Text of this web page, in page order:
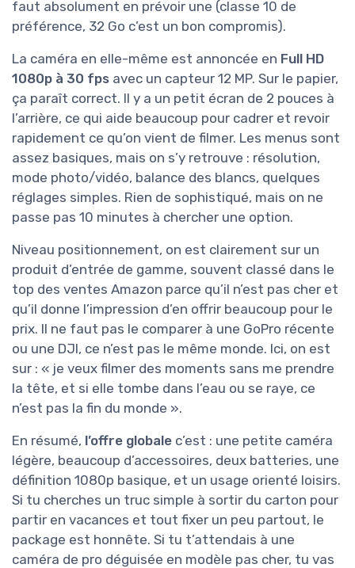
faut absolument en prévoir une (classe 10 de
préférence, 32 Go c’est un bon compromis).
La caméra en elle-même est annoncée en Full HD
1080p à 30 fps avec un capteur 12 MP. Sur le papier,
ça paraît correct. Il y a un petit écran de 2 pouces à
l’arrière, ce qui aide beaucoup pour cadrer et revoir
rapidement ce qu’on vient de filmer. Les menus sont
assez basiques, mais on s’y retrouve : résolution,
mode photo/vidéo, balance des blancs, quelques
réglages simples. Rien de sophistiqué, mais on ne
passe pas 10 minutes à chercher une option.
Niveau positionnement, on est clairement sur un
produit d’entrée de gamme, souvent classé dans le
top des ventes Amazon parce qu’il n’est pas cher et
qu’il donne l’impression d’en offrir beaucoup pour le
prix. Il ne faut pas le comparer à une GoPro récente
ou une DJI, ce n’est pas le même monde. Ici, on est
sur : « je veux filmer des moments sans me prendre
la tête, et si elle tombe dans l’eau ou se raye, ce
n’est pas la fin du monde ».
En résumé, l’offre globale c’est : une petite caméra
légère, beaucoup d’accessoires, deux batteries, une
définition 1080p basique, et un usage orienté loisirs.
Si tu cherches un truc simple à sortir du carton pour
partir en vacances et tout fixer un peu partout, le
package est honnête. Si tu t’attendais à une
caméra de pro déguisée en modèle pas cher, tu vas